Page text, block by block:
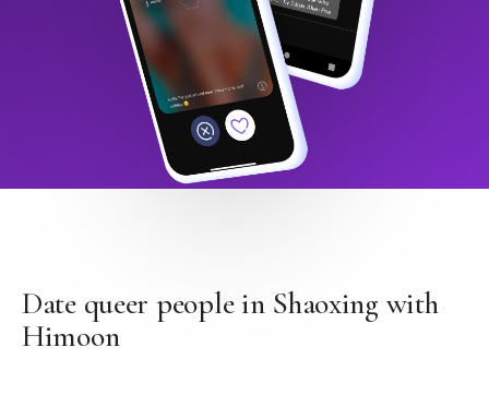
Date queer people in Shaoxing with
Himoon